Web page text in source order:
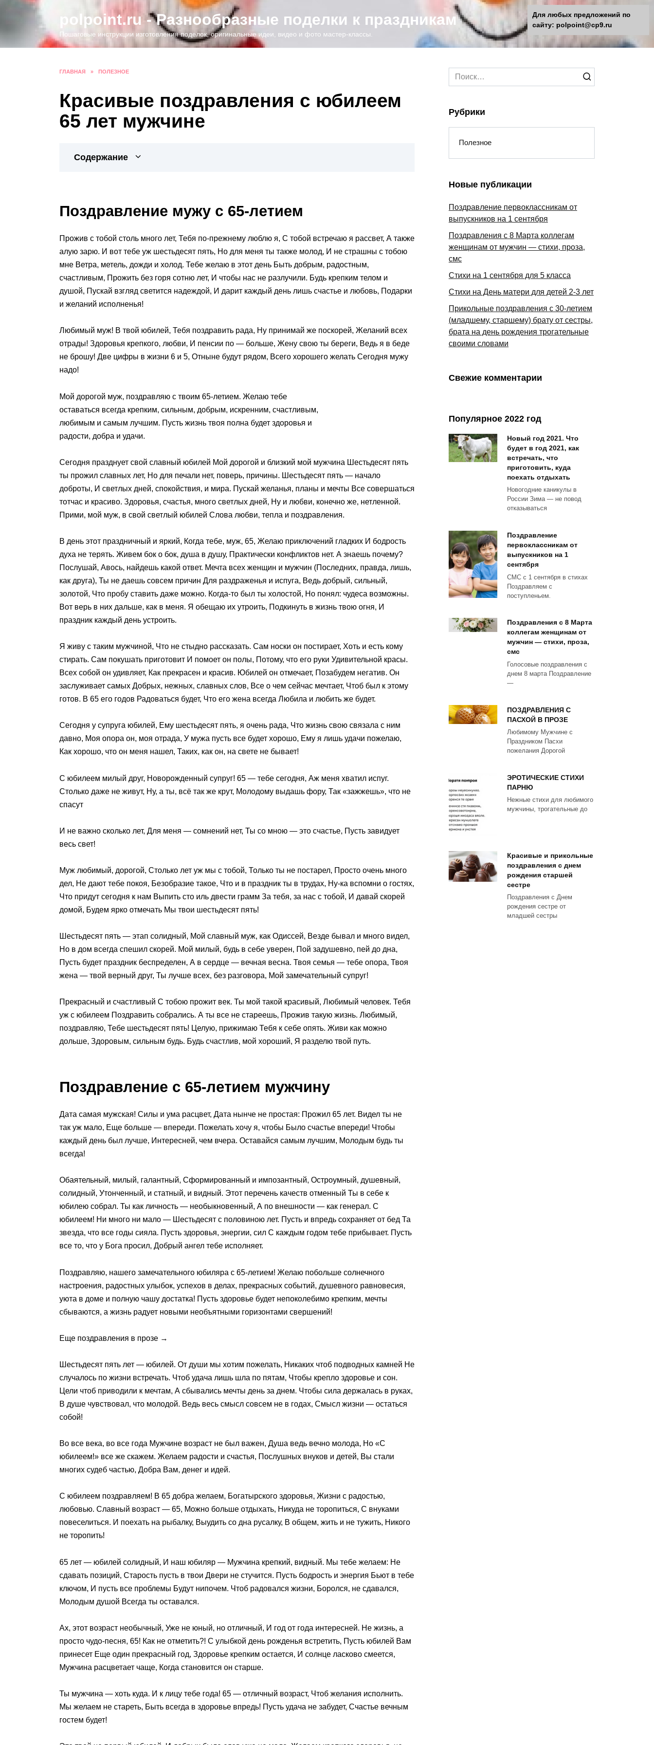
Перейти
содержанию
polpoint.ru - Разнообразные поделки к праздникам
Пошаговые инструкции изготовления поделок, оригинальные идеи, видео и фото мастер-классы.
ГЛАВНАЯ » ПОЛЕЗНОЕ
Красивые поздравления с юбилеем
65 лет мужчине
Содержание
Поздравление мужу с 65-летием
Прожив с тобой столь много лет, Тебя по-прежнему люблю я, С тобой встречаю я рассвет, А также
алую зарю. И вот тебе уж шестьдесят пять, Но для меня ты также молод, И не страшны с тобою
мне Ветра, метель, дожди и холод. Тебе желаю в этот день Быть добрым, радостным,
счастливым, Прожить без горя сотню лет, И чтобы нас не разлучили. Будь крепким телом и
душой, Пускай взгляд светится надеждой, И дарит каждый день лишь счастье и любовь, Подарки
и желаний исполненья!
Любимый муж! В твой юбилей, Тебя поздравить рада, Ну принимай же поскорей, Желаний всех
отрады! Здоровья крепкого, любви, И пенсии по — больше, Жену свою ты береги, Ведь я в беде
не брошу! Две цифры в жизни 6 и 5, Отныне будут рядом, Всего хорошего желать Сегодня мужу
надо!
Мой дорогой муж, поздравляю с твоим 65-летием. Желаю тебе
оставаться всегда крепким, сильным, добрым, искренним, счастливым,
любимым и самым лучшим. Пусть жизнь твоя полна будет здоровья и
радости, добра и удачи.
Сегодня празднует свой славный юбилей Мой дорогой и близкий мой мужчина Шестьдесят пять
ты прожил славных лет, Но для печали нет, поверь, причины. Шестьдесят пять — начало
доброты, И светлых дней, спокойствия, и мира. Пускай желанья, планы и мечты Все совершаться
тотчас и красиво. Здоровья, счастья, много светлых дней, Ну и любви, конечно же, нетленной.
Прими, мой муж, в свой светлый юбилей Слова любви, тепла и поздравления.
В день этот праздничный и яркий, Когда тебе, муж, 65, Желаю приключений гладких И бодрость
духа не терять. Живем бок о бок, душа в душу, Практически конфликтов нет. А знаешь почему?
Послушай, Авось, найдешь какой ответ. Мечта всех женщин и мужчин (Последних, правда, лишь,
как друга), Ты не даешь совсем причин Для раздраженья и испуга, Ведь добрый, сильный,
золотой, Что пробу ставить даже можно. Когда-то был ты холостой, Но понял: чудеса возможны.
Вот верь в них дальше, как в меня. Я обещаю их утроить, Подкинуть в жизнь твою огня, И
праздник каждый день устроить.
Я живу с таким мужчиной, Что не стыдно рассказать. Сам носки он постирает, Хоть и есть кому
стирать. Сам покушать приготовит И помоет он полы, Потому, что его руки Удивительной красы.
Всех собой он удивляет, Как прекрасен и красив. Юбилей он отмечает, Позабудем негатив. Он
заслуживает самых Добрых, нежных, славных слов, Все о чем сейчас мечтает, Чтоб был к этому
готов. В 65 его годов Радоваться будет, Что его жена всегда Любила и любить же будет.
Сегодня у супруга юбилей, Ему шестьдесят пять, я очень рада, Что жизнь свою связала с ним
давно, Моя опора он, моя отрада, У мужа пусть все будет хорошо, Ему я лишь удачи пожелаю,
Как хорошо, что он меня нашел, Таких, как он, на свете не бывает!
С юбилеем милый друг, Новорожденный супруг! 65 — тебе сегодня, Аж меня хватил испуг.
Столько даже не живут, Ну, а ты, всё так же крут, Молодому выдашь фору, Так «зажжешь», что не
спасут
И не важно сколько лет, Для меня — сомнений нет, Ты со мною — это счастье, Пусть завидует
весь свет!
Муж любимый, дорогой, Столько лет уж мы с тобой, Только ты не постарел, Просто очень много
дел, Не дают тебе покоя, Безобразие такое, Что и в праздник ты в трудах, Ну-ка вспомни о гостях,
Что придут сегодня к нам Выпить сто иль двести грамм За тебя, за нас с тобой, И давай скорей
домой, Будем ярко отмечать Мы твои шестьдесят пять!
Шестьдесят пять — этап солидный, Мой славный муж, как Одиссей, Везде бывал и много видел,
Но в дом всегда спешил скорей. Мой милый, будь в себе уверен, Пой задушевно, пей до дна,
Пусть будет праздник беспределен, А в сердце — вечная весна. Твоя семья — тебе опора, Твоя
жена — твой верный друг, Ты лучше всех, без разговора, Мой замечательный супруг!
Прекрасный и счастливый С тобою прожит век. Ты мой такой красивый, Любимый человек. Тебя
уж с юбилеем Поздравить собрались. А ты все не стареешь, Прожив такую жизнь. Любимый,
поздравляю, Тебе шестьдесят пять! Целую, прижимаю Тебя к себе опять. Живи как можно
дольше, Здоровым, сильным будь. Будь счастлив, мой хороший, Я разделю твой путь.
Поздравление с 65-летием мужчину
Дата самая мужская! Силы и ума расцвет, Дата нынче не простая: Прожил 65 лет. Видел ты не
так уж мало, Еще больше — впереди. Пожелать хочу я, чтобы Было счастье впереди! Чтобы
каждый день был лучше, Интересней, чем вчера. Оставайся самым лучшим, Молодым будь ты
всегда!
Обаятельный, милый, галантный, Сформированный и импозантный, Остроумный, душевный,
солидный, Утонченный, и статный, и видный. Этот перечень качеств отменный Ты в себе к
юбилею собрал. Ты как личность — необыкновенный, А по внешности — как генерал. С
юбилеем! Ни много ни мало — Шестьдесят с половиною лет. Пусть и впредь сохраняет от бед Та
звезда, что все годы сияла. Пусть здоровья, энергии, сил С каждым годом тебе прибывает. Пусть
все то, что у Бога просил, Добрый ангел тебе исполняет.
Поздравляю, нашего замечательного юбиляра с 65-летием! Желаю побольше солнечного
настроения, радостных улыбок, успехов в делах, прекрасных событий, душевного равновесия,
уюта в доме и полную чашу достатка! Пусть здоровье будет непоколебимо крепким, мечты
сбываются, а жизнь радует новыми необъятными горизонтами свершений!
Еще поздравления в прозе →
Шестьдесят пять лет — юбилей. От души мы хотим пожелать, Никаких чтоб подводных камней Не
случалось по жизни встречать. Чтоб удача лишь шла по пятам, Чтобы крепло здоровье и сон.
Цели чтоб приводили к мечтам, А сбывались мечты день за днем. Чтобы сила держалась в руках,
В душе чувствовал, что молодой. Ведь весь смысл совсем не в годах, Смысл жизни — остаться
собой!
Во все века, во все года Мужчине возраст не был важен, Душа ведь вечно молода, Но «С
юбилеем!» все же скажем. Желаем радости и счастья, Послушных внуков и детей, Вы стали
многих судеб частью, Добра Вам, денег и идей.
С юбилеем поздравляем! В 65 добра желаем, Богатырского здоровья, Жизни с радостью,
любовью. Славный возраст ― 65, Можно больше отдыхать, Никуда не торопиться, С внуками
повеселиться. И поехать на рыбалку, Выудить со дна русалку, В общем, жить и не тужить, Никого
не торопить!
65 лет — юбилей солидный, И наш юбиляр — Мужчина крепкий, видный. Мы тебе желаем: Не
сдавать позиций, Старость пусть в твои Двери не стучится. Пусть бодрость и энергия Бьют в тебе
ключом, И пусть все проблемы Будут нипочем. Чтоб радовался жизни, Боролся, не сдавался,
Молодым душой Всегда ты оставался.
Ах, этот возраст необычный, Уже не юный, но отличный, И год от года интересней. Не жизнь, а
просто чудо-песня, 65! Как не отметить?! С улыбкой день рожденья встретить, Пусть юбилей Вам
принесет Еще один прекрасный год, Здоровье крепким остается, И солнце ласково смеется,
Мужчина расцветает чаще, Когда становится он старше.
Ты мужчина — хоть куда. И к лицу тебе года! 65 — отличный возраст, Чтоб желания исполнить.
Мы желаем не стареть, Быть всегда в здоровье впредь! Пусть удача не забудет, Счастье вечным
гостем будет!
Search
for:
Рубрики
Полезное
Новые публикации
Поздравление первоклассникам от
выпускников на 1 сентября
Поздравления с 8 Марта коллегам
женщинам от мужчин — стихи, проза,
смс
Стихи на 1 сентября для 5 класса
Стихи на День матери для детей 2-3 лет
Прикольные поздравления с 30-летием
(младшему, старшему) брату от сестры,
брата на день рождения трогательные
своими словами
Свежие комментарии
Популярное 2022 год
Новый год 2021. Что
будет в год 2021, как
встречать, что
приготовить, куда
поехать отдыхать
Новогодние каникулы в
России Зима — не повод
отказываться
Поздравление
первоклассникам от
выпускников на 1
сентября
СМС с 1 сентября в стихах
Поздравляем с
поступленьем.
Поздравления с 8 Марта
коллегам женщинам от
мужчин — стихи, проза,
смс
Голосовые поздравления с
днем 8 марта Поздравление
—
ПОЗДРАВЛЕНИЯ С
ПАСХОЙ В ПРОЗЕ
Любимому Мужчине с
Праздником Пасхи
пожелания Дорогой
ЭРОТИЧЕСКИЕ СТИХИ
ПАРНЮ
Нежные стихи для любимого
мужчины, трогательные до
Красивые и прикольные
поздравления с днем
рождения старшей
сестре
Поздравления с Днем
рождения сестре от
младшей сестры
Для любых предложений по
сайту: polpoint@cp9.ru